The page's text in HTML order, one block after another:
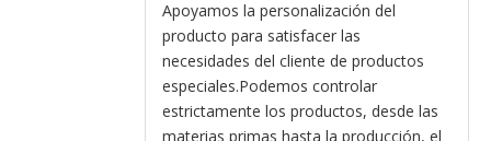
Apoyamos la personalización del
producto para satisfacer las
necesidades del cliente de productos
especiales.Podemos controlar
estrictamente los productos, desde las
materias primas hasta la producción, el